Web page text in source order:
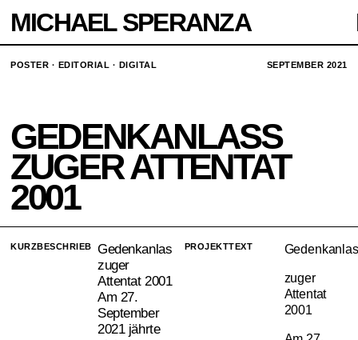
MICHAEL SPERANZA
POSTER · EDITORIAL · DIGITAL SEPTEMBER 2021
GEDENKANLASS
ZUGER ATTENTAT
2001
KURZBESCHRIEB
Gedenkanlas
zuger
Attentat 2001
Am 27.
September
2021 jährte
PROJEKTTEXT Gedenkanlas
zuger
Attentat
2001